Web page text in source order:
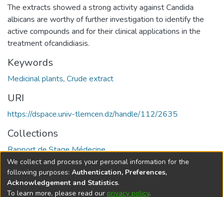
The extracts showed a strong activity against Candida
albicans are worthy of further investigation to identify the
active compounds and for their clinical applications in the
treatment ofcandidiasis.
Keywords
Medicinal plants, Crude extract
URI
https://dspace.univ-tlemcen.dz/handle/112/2635
Collections
Rapport de Stage Médecine
Full item page
We collect and process your personal information for the
following purposes: Authentication, Preferences,
Acknowledgement and Statistics.
To learn more, please read our privacy policy.